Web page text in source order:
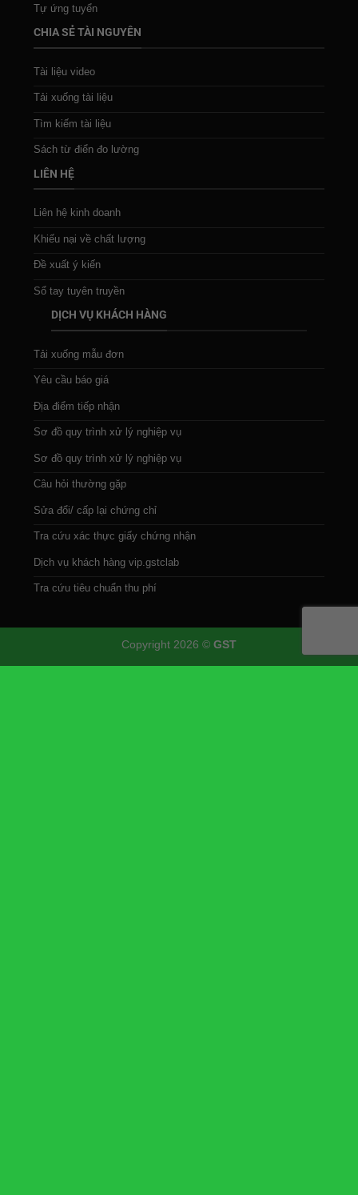
Tự ứng tuyển
CHIA SẺ TÀI NGUYÊN
Tài liệu video
Tải xuống tài liệu
Tìm kiếm tài liệu
Sách từ điển đo lường
LIÊN HỆ
Liên hệ kinh doanh
Khiếu nại về chất lượng
Đề xuất ý kiến
Sổ tay tuyên truyền
DỊCH VỤ KHÁCH HÀNG
Tải xuống mẫu đơn
Yêu cầu báo giá
Địa điểm tiếp nhận
Sơ đồ quy trình xử lý nghiệp vụ
Sơ đồ quy trình xử lý nghiệp vụ
Câu hỏi thường gặp
Sửa đổi/ cấp lại chứng chỉ
Tra cứu xác thực giấy chứng nhận
Dịch vụ khách hàng vip.gstclab
Tra cứu tiêu chuẩn thu phí
Copyright 2026 © GST